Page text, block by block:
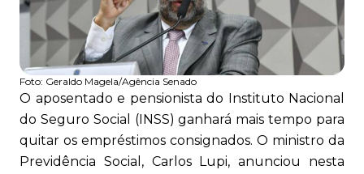
Foto: Geraldo Magela/Agência Senado
O aposentado e pensionista do Instituto Nacional
do Seguro Social (INSS) ganhará mais tempo para
quitar os empréstimos consignados. O ministro da
Previdência Social, Carlos Lupi, anunciou nesta